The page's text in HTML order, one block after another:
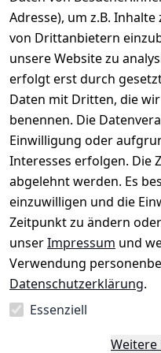
und ist
Pluspunkt
oder
ist zu
mit heißem
oder
Behälter mit
Der Eimer
Adresse), um z.B.
von Drittanbietern
unsere Website zu
erfolgt erst durch
Daten mit Dritten, die
benennen. Die
Einwilligung oder
Interesses erfolgen. Die
abgelehnt werden. Es
einzuwilligen und die
Zeitpunkt zu ändern
unserImpressum und
Verwendung
Datenschutzerklärung.
Essenziell
Weitere
Rechtliches
AGB
Impressum
Datenschutze
rklärung
Barrierefreihe
itserklärung
Widerrufsrec
ht
Service
Kontakt
Kontakt
↺ 30 Tage
cht